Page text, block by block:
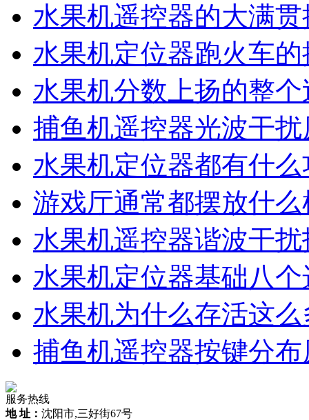
水果机遥控器的大满贯
水果机定位器跑火车的
水果机分数上扬的整个
捕鱼机遥控器光波干扰
水果机定位器都有什么
游戏厅通常都摆放什么
水果机遥控器谐波干扰
水果机定位器基础八个
水果机为什么存活这么
捕鱼机遥控器按键分布
服务热线
地 址： 沈阳市,三好街67号